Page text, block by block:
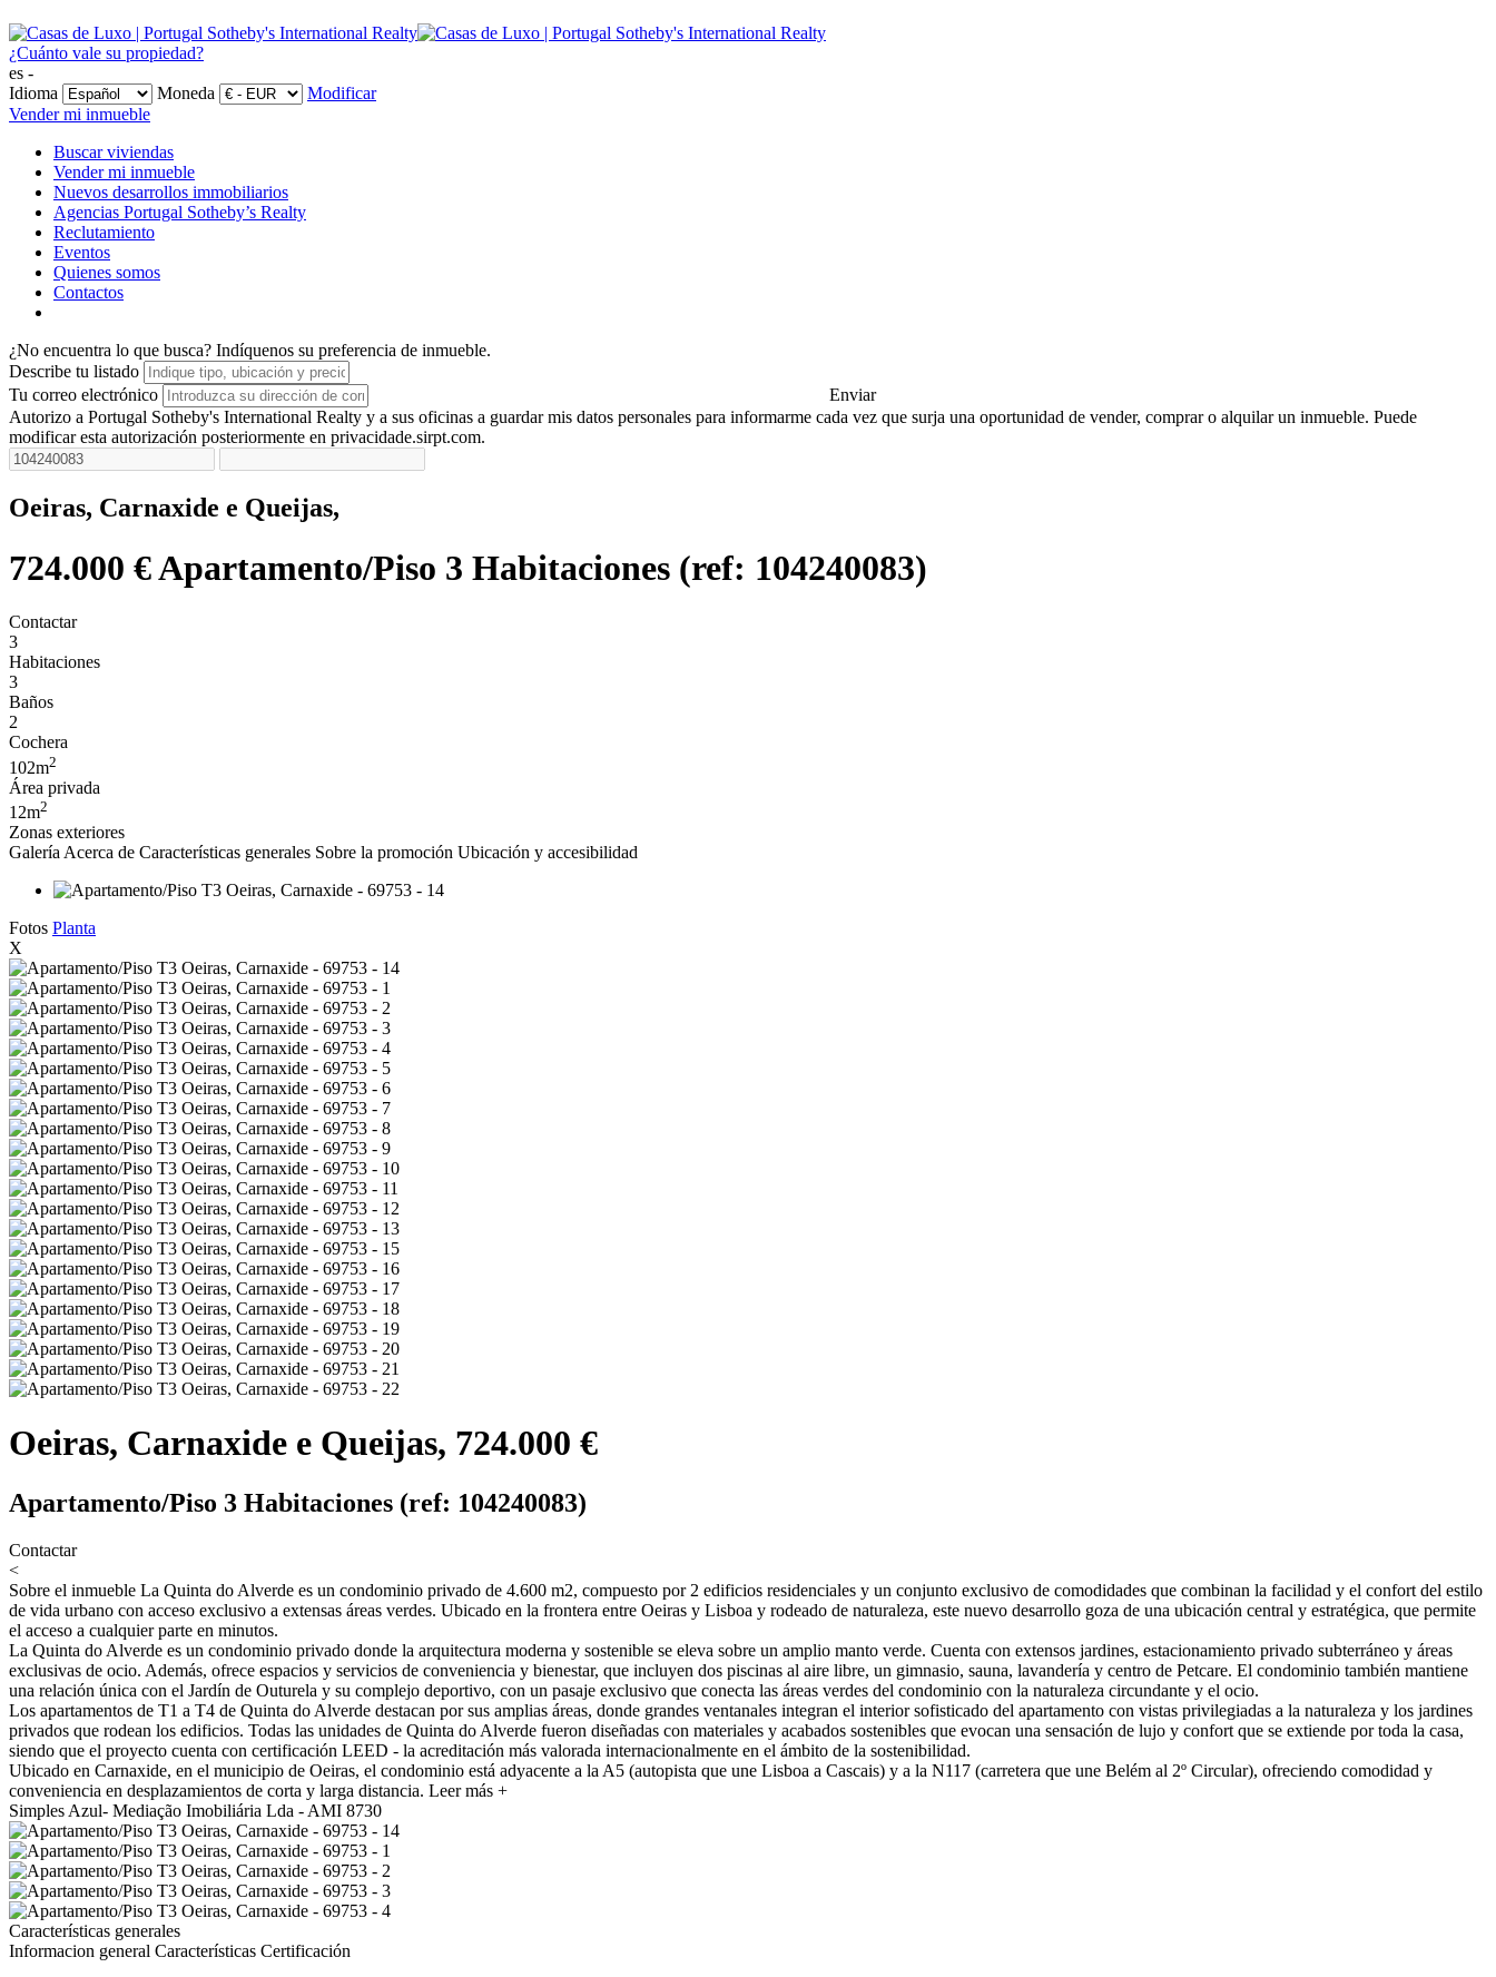
¿Cuánto vale su propiedad?
es -
Idioma
Moneda
Modificar
Vender mi inmueble
Buscar viviendas
Vender mi inmueble
Nuevos desarrollos immobiliarios
Agencias Portugal Sotheby’s Realty
Reclutamiento
Eventos
Quienes somos
Contactos
¿No encuentra lo que busca? Indíquenos su preferencia de inmueble.
Describe tu listado
Tu correo electrónico
Enviar
Autorizo a Portugal Sotheby's International Realty y a sus oficinas a guardar mis datos personales para informarme cada vez que surja una oportunidad de vender, comprar o alquilar un inmueble. Puede
modificar esta autorización posteriormente en privacidade.sirpt.com.
Oeiras, Carnaxide e Queijas,
724.000 €Apartamento/Piso 3 Habitaciones (ref: 104240083)
Contactar
3
Habitaciones
3
Baños
2
Cochera
102m2
Área privada
12m2
Zonas exteriores
Galería Acerca de Características generales Sobre la promoción Ubicación y accesibilidad
Fotos Planta
X
Oeiras, Carnaxide e Queijas, 724.000 €
Apartamento/Piso 3 Habitaciones (ref: 104240083)
Contactar
<
Sobre el inmueble La Quinta do Alverde es un condominio privado de 4.600 m2, compuesto por 2 edificios residenciales y un conjunto exclusivo de comodidades que combinan la facilidad y el confort del estilo
de vida urbano con acceso exclusivo a extensas áreas verdes. Ubicado en la frontera entre Oeiras y Lisboa y rodeado de naturaleza, este nuevo desarrollo goza de una ubicación central y estratégica, que permite
el acceso a cualquier parte en minutos.
La Quinta do Alverde es un condominio privado donde la arquitectura moderna y sostenible se eleva sobre un amplio manto verde. Cuenta con extensos jardines, estacionamiento privado subterráneo y áreas
exclusivas de ocio. Además, ofrece espacios y servicios de conveniencia y bienestar, que incluyen dos piscinas al aire libre, un gimnasio, sauna, lavandería y centro de Petcare. El condominio también mantiene
una relación única con el Jardín de Outurela y su complejo deportivo, con un pasaje exclusivo que conecta las áreas verdes del condominio con la naturaleza circundante y el ocio.
Los apartamentos de T1 a T4 de Quinta do Alverde destacan por sus amplias áreas, donde grandes ventanales integran el interior sofisticado del apartamento con vistas privilegiadas a la naturaleza y los jardines
privados que rodean los edificios. Todas las unidades de Quinta do Alverde fueron diseñadas con materiales y acabados sostenibles que evocan una sensación de lujo y confort que se extiende por toda la casa,
siendo que el proyecto cuenta con certificación LEED - la acreditación más valorada internacionalmente en el ámbito de la sostenibilidad.
Ubicado en Carnaxide, en el municipio de Oeiras, el condominio está adyacente a la A5 (autopista que une Lisboa a Cascais) y a la N117 (carretera que une Belém al 2º Circular), ofreciendo comodidad y
conveniencia en desplazamientos de corta y larga distancia. Leer más +
Simples Azul- Mediação Imobiliária Lda - AMI 8730
Características generales
Informacion general Características Certificación